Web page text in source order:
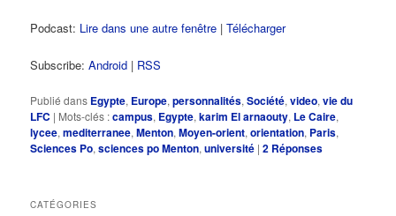
Podcast: Lire dans une autre fenêtre |Télécharger
Subscribe:Android | RSS
Publié dans Egypte, Europe,personnalités,Société,video,vie du
LFC | Mots-clés :campus, Egypte,karim El arnaouty, Le Caire,
lycee,mediterranee,Menton,Moyen-orient,orientation, Paris,
Sciences Po,sciences po Menton,université |2 Réponses
CATÉGORIES